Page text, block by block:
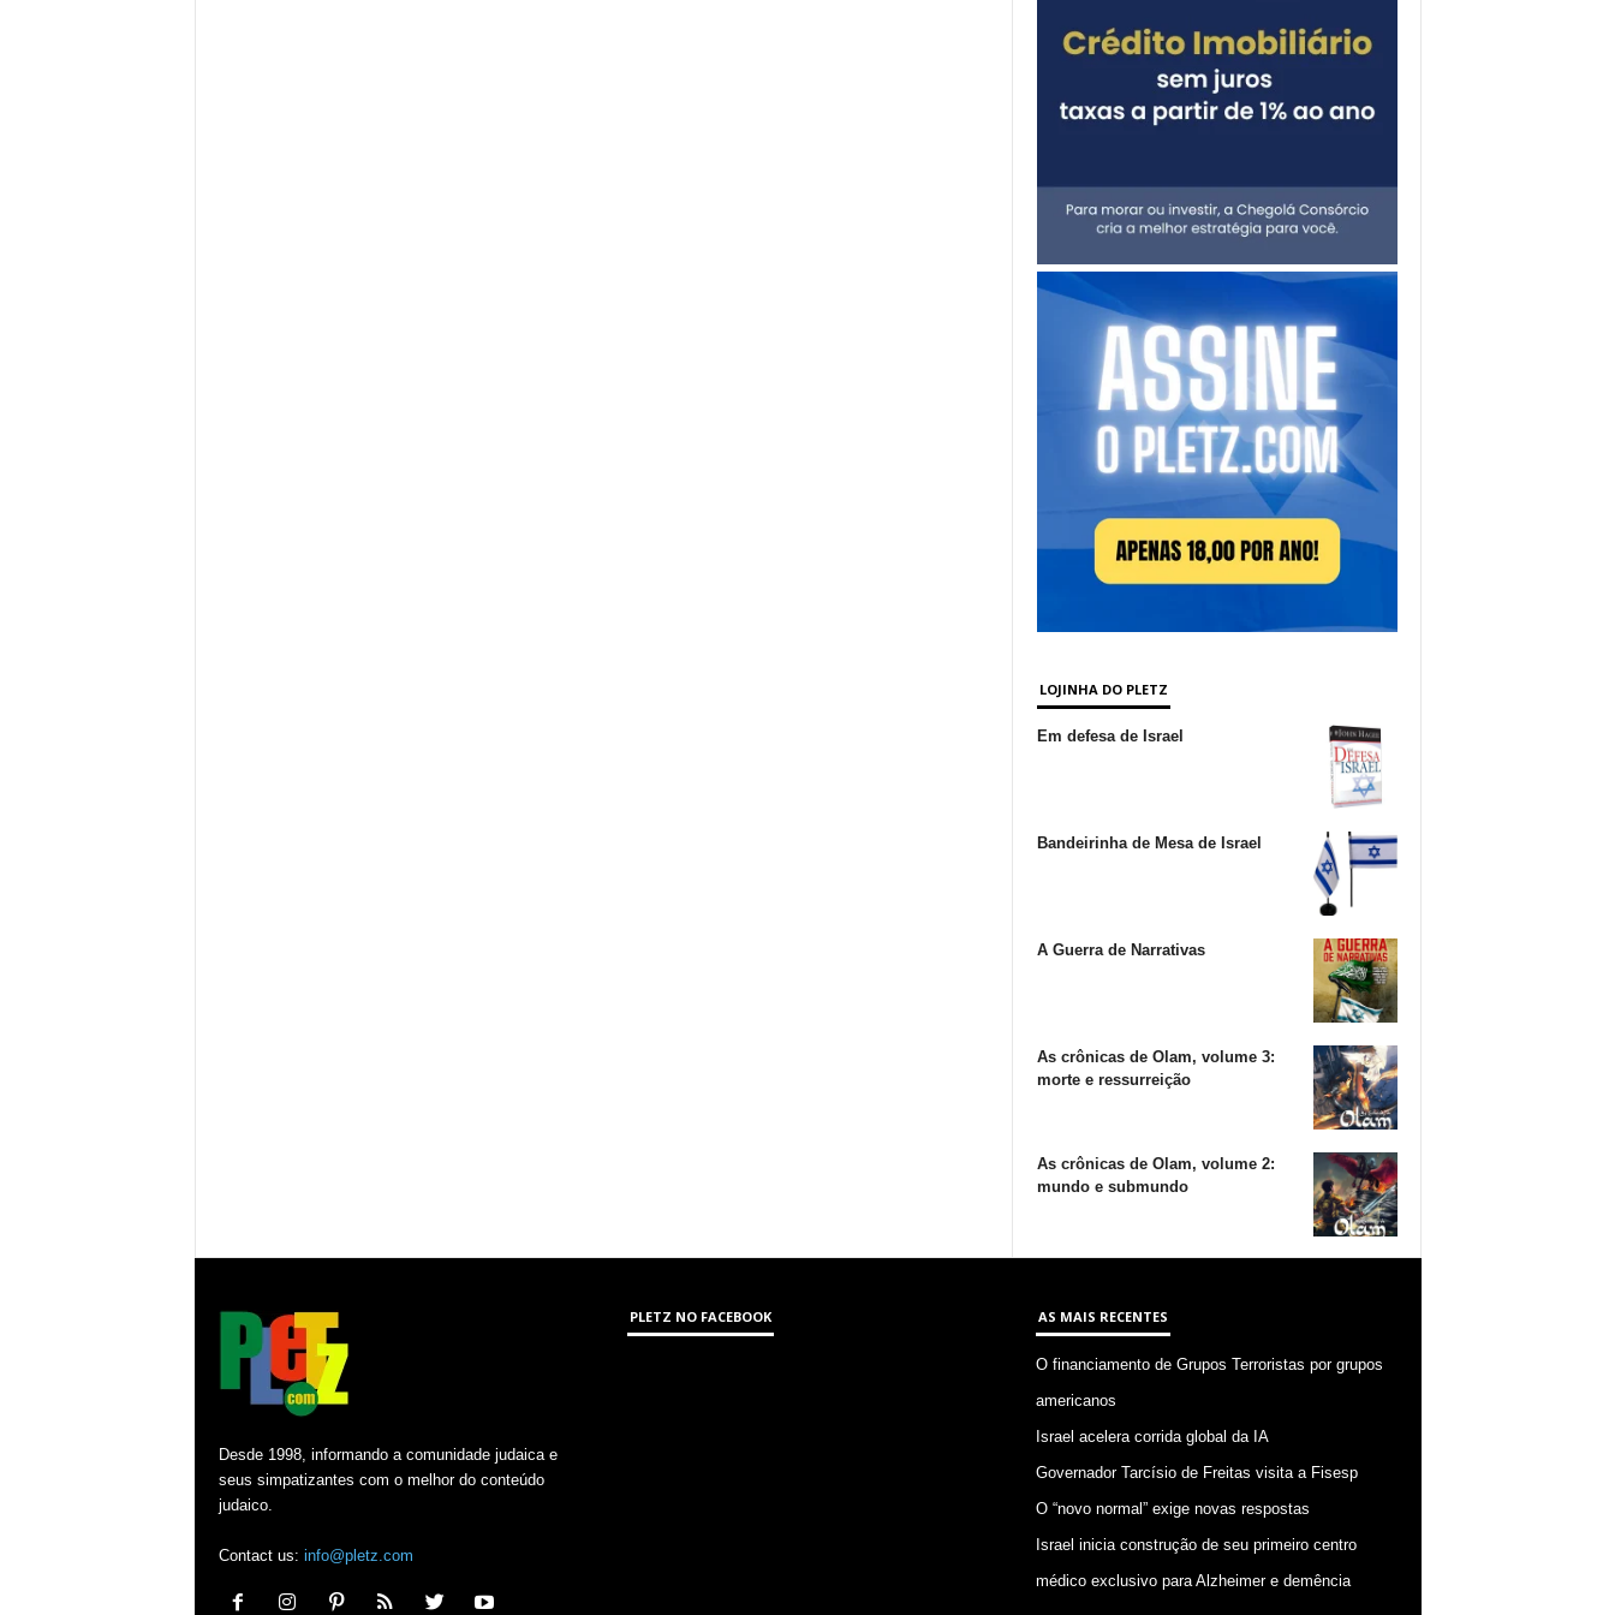
LOJINHA DO PLETZ
Em defesa de Israel
Bandeirinha de Mesa de Israel
A Guerra de Narrativas
As crônicas de Olam, volume 3:
morte e ressurreição
As crônicas de Olam, volume 2:
mundo e submundo
Desde 1998, informando a comunidade judaica e
seus simpatizantes com o melhor do conteúdo
judaico.
Contact us: info@pletz.com
PLETZ NO FACEBOOK AS MAIS RECENTES
O financiamento de Grupos Terroristas por grupos
americanos
Israel acelera corrida global da IA
Governador Tarcísio de Freitas visita a Fisesp
O “novo normal” exige novas respostas
Israel inicia construção de seu primeiro centro
médico exclusivo para Alzheimer e demência